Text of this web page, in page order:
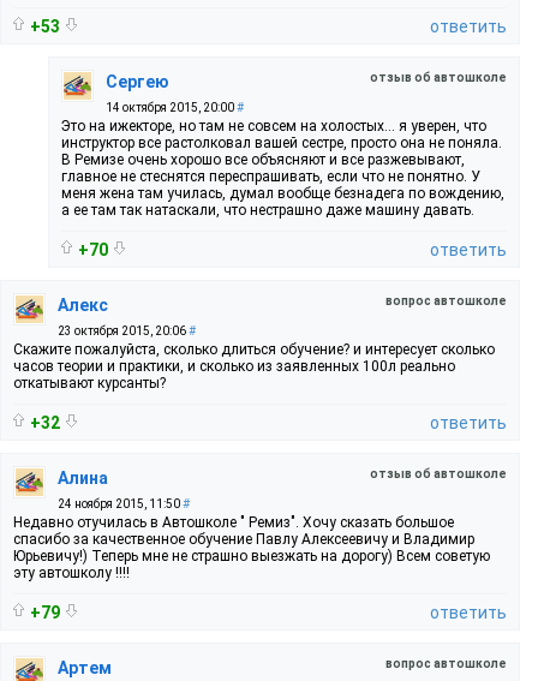
+53 ответить
отзыв об автошколе
Сергею
14 октября 2015, 20:00#
Это на ижекторе, но там не совсем на холостых... я уверен, что
инструктор все растолковал вашей сестре, просто она не поняла.
В Ремизе очень хорошо все объясняют и все разжевывают,
главное не стеснятся переспрашивать, если что не понятно. У
меня жена там училась, думал вообще безнадега по вождению,
а ее там так натаскали, что нестрашно даже машину давать.
+70 ответить
вопрос автошколе
Алекс
23 октября 2015, 20:06#
Скажите пожалуйста, сколько длиться обучение? и интересует сколько
часов теории и практики, и сколько из заявленных 100л реально
откатывают курсанты?
+32 ответить
отзыв об автошколе
Алина
24 ноября 2015, 11:50#
Недавно отучилась в Автошколе " Ремиз". Хочу сказать большое
спасибо за качественное обучение Павлу Алексеевичу и Владимир
Юрьевичу!) Теперь мне не страшно выезжать на дорогу) Всем советую
эту автошколу !!!!
+79 ответить
вопрос автошколе
Артем